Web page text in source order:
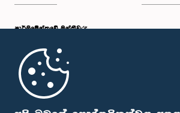
පාර්ලි‌මේන්තුවේ මන්ත්‍රීවරු
මුල් පිටුව
පාර්ලිමේන්තු ජංගම යෙදුම